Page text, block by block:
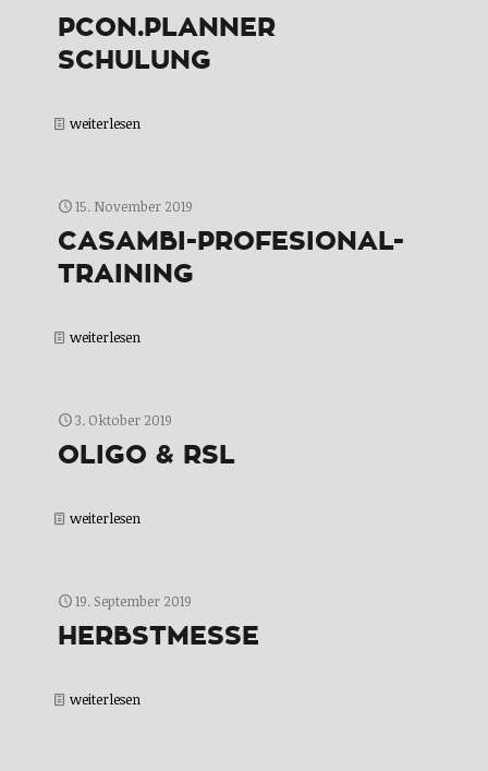
PCON.PLANNER
SCHULUNG
weiterlesen
15. November 2019
CASAMBI-PROFESIONAL-
TRAINING
weiterlesen
3. Oktober 2019
OLIGO & RSL
weiterlesen
19. September 2019
HERBSTMESSE
weiterlesen